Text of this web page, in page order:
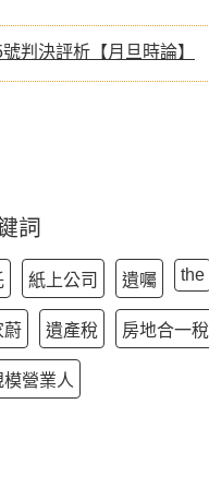
判決評析【月旦時論】
詞
紙上公司 遺囑 the
蔚 遺產稅 房地合一稅
模營業人